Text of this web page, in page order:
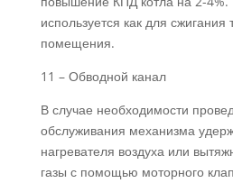
используется как для сжигания
помещения.
11 – Обводной канал
В случае необходимости
обслуживания механизма
нагревателя воздуха или
газы с помощью моторного